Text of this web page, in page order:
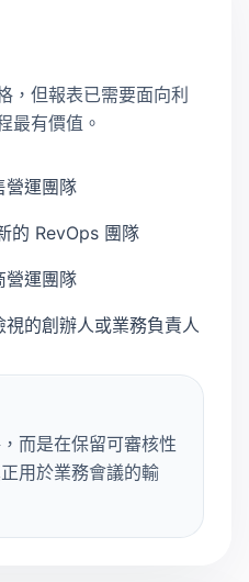
，但報表已需要面向利
最有價值。
營運團隊
的 RevOps 團隊
營運團隊
的創辦人或業務負責人
而是在保留可審核性
用於業務會議的輸